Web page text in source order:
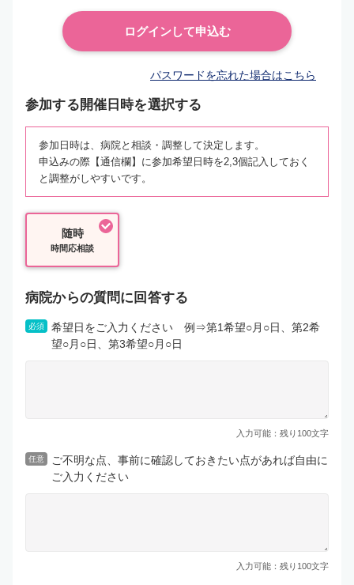
パスワードを忘れた場合はこちら
参加する開催日時を選択する
参加日時は、病院と相談・調整して決定します。
申込みの際【通信欄】に参加希望日時を2,3個記入しておく
と調整がしやすいです。
随時
時間応相談
病院からの質問に回答する
必須
希望日をご入力ください 例⇒第1希望○月○日、第2希
望○月○日、第3希望○月○日
入力可能：残り 100文字
任意
ご不明な点、事前に確認しておきたい点があれば自由に
ご入力ください
入力可能：残り 100文字